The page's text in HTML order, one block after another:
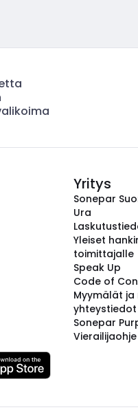
Yritys
Sonepar
Ura
Yleiset
toimittajalle
Speak Up
Code of
Myymälät ja
yhteystiedot
Sonepar
Vierailijaohje